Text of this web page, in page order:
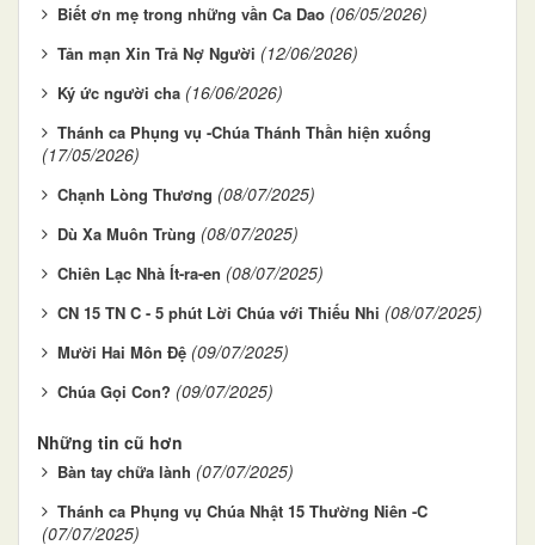
Biết ơn mẹ trong những vần Ca Dao (06/05/2026)
Tản mạn Xin Trả Nợ Người (12/06/2026)
Ký ức người cha (16/06/2026)
Thánh ca Phụng vụ -Chúa Thánh Thần hiện xuống
(17/05/2026)
Chạnh Lòng Thương (08/07/2025)
Dù Xa Muôn Trùng (08/07/2025)
Chiên Lạc Nhà Ít-ra-en (08/07/2025)
CN 15 TN C - 5 phút Lời Chúa với Thiếu Nhi (08/07/2025)
Mười Hai Môn Đệ (09/07/2025)
Chúa Gọi Con? (09/07/2025)
Những tin cũ hơn
Bàn tay chữa lành (07/07/2025)
Thánh ca Phụng vụ Chúa Nhật 15 Thường Niên -C
(07/07/2025)